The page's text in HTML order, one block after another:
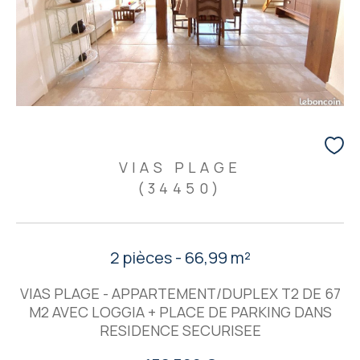
VIAS PLAGE
(34450)
2 pièces - 66,99 m²
VIAS PLAGE - APPARTEMENT/DUPLEX T2 DE 67
M2 AVEC LOGGIA + PLACE DE PARKING DANS
RESIDENCE SECURISEE